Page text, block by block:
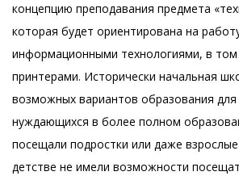
концепцию преподавания предмета
которая будет ориентирована на
информационными технологиями, в том
принтерами. Исторически начальная
возможных вариантов образования
нуждающихся в более полном
посещали подростки или даже
детстве не имели возможности